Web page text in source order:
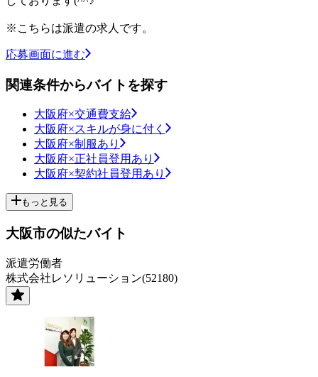
※こちらは派遣の求人です。
応募画面に進む
関連条件からバイトを探す
大阪府×交通費支給
大阪府×スキルが身に付く
大阪府×制服あり
大阪府×正社員登用あり
大阪府×契約社員登用あり
もっと見る
大阪市の似たバイト
派遣労働者
株式会社レソリューション(52180)